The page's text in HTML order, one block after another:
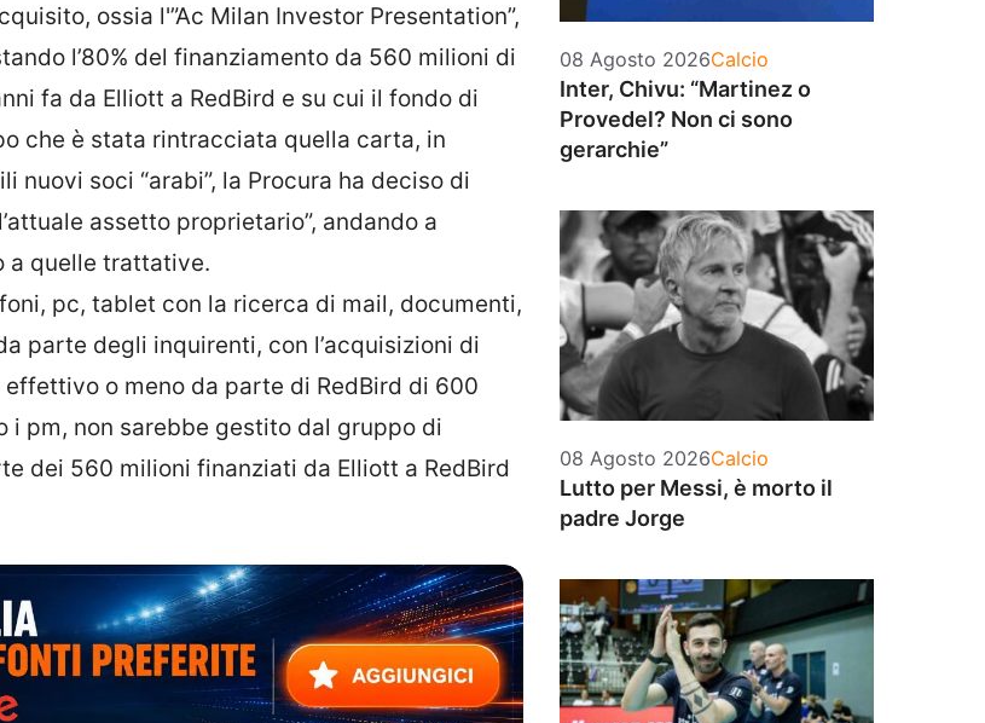
ossia l'”Ac Milan Investor Presentation”,
l’80% del finanziamento da 560 milioni di
fa da Elliott a RedBird e su cui il fondo di
che è stata rintracciata quella carta, in
soci “arabi”, la Procura ha deciso di
assetto proprietario”, andando a
a quelle trattative.
pc, tablet con la ricerca di mail, documenti,
parte degli inquirenti, con l’acquisizioni di
o meno da parte di RedBird di 600
i pm, non sarebbe gestito dal gruppo di
dei 560 milioni finanziati da Elliott a RedBird
08 Agosto 2026Categorie
Calcio
Inter, Chivu: “Martinez o
Provedel? Non ci sono
gerarchie”
08 Agosto 2026Categorie
Calcio
Lutto per Messi, è morto il
padre Jorge